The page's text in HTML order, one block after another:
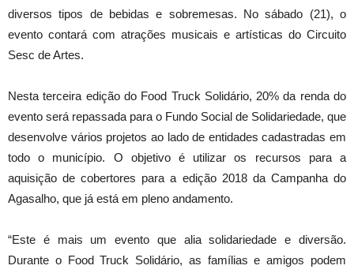
diversos tipos de bebidas e sobremesas. No sábado (21), o
evento contará com atrações musicais e artísticas do Circuito
Sesc de Artes.
Nesta terceira edição do Food Truck Solidário, 20% da renda do
evento será repassada para o Fundo Social de Solidariedade, que
desenvolve vários projetos ao lado de entidades cadastradas em
todo o município. O objetivo é utilizar os recursos para a
aquisição de cobertores para a edição 2018 da Campanha do
Agasalho, que já está em pleno andamento.
“Este é mais um evento que alia solidariedade e diversão.
Durante o Food Truck Solidário, as famílias e amigos podem